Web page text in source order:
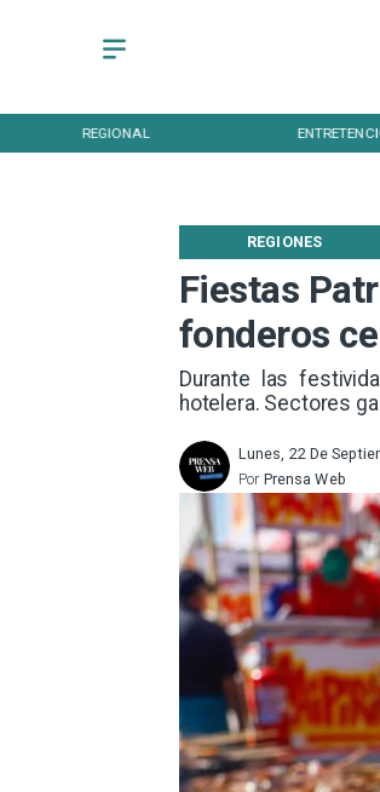
REGIONAL
Fiestas
fonderos
Durante las
hotelera. Sectores
REGIONES
Lunes, 22 De
Prensa Web
Por